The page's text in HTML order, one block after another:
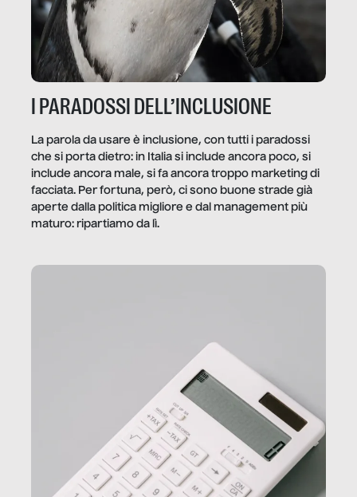
I PARADOSSI DELL’INCLUSIONE
La parola da usare è inclusione, con tutti i paradossi
che si porta dietro: in Italia si include ancora poco, si
include ancora male, si fa ancora troppo marketing di
facciata. Per fortuna, però, ci sono buone strade già
aperte dalla politica migliore e dal management più
maturo: ripartiamo da lì.